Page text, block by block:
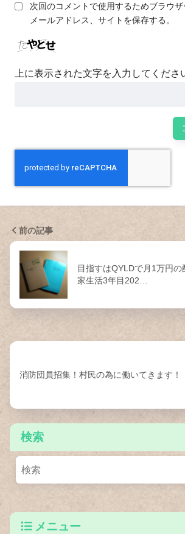
次回のコメントで使用するためブラウザ
メールアドレス、サイトを保存する。
上に表示された文字を入力してくださ
前の記事
目指すはQYLDで月1万円
家生活3年目202…
消防団員招集！村民の為に働いてきます！
検索
メニュー